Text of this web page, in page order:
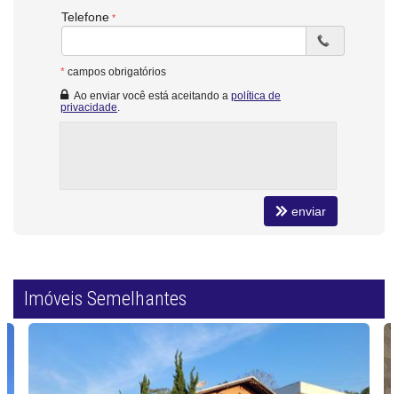
Telefone
* campos obrigatórios
Ao enviar você está aceitando a política de
privacidade
enviar
Imóveis Semelhantes